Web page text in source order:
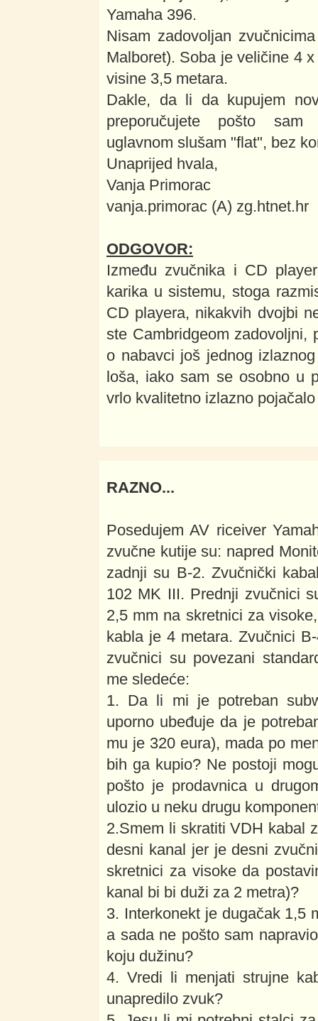
Yamaha 396.
Nisam zadovoljan
Malboret). Soba je veličine 4
visine 3,5 metara.
Dakle, da li da kupujem
preporučujete pošto sam
uglavnom slušam "flat", bez
Unaprijed hvala,
Vanja Primorac
vanja.primorac (A) zg.htnet.hr
ODGOVOR:
Između zvučnika i CD
karika u sistemu, stoga
CD playera, nikakvih dvojbi
ste Cambridgeom zadovoljni,
o nabavci još jednog
loša, iako sam se osobno u
vrlo kvalitetno izlazno
RAZNO...
Posedujem AV riceiver
zvučne kutije su: napred
zadnji su B-2. Zvučnički
102 MK III. Prednji zvučnici
2,5 mm na skretnici za
kabla je 4 metara. Zvučnici
zvučnici su povezani
me sledeće:
1. Da li mi je potreban
uporno ubeđuje da je
mu je 320 eura), mada po
bih ga kupio? Ne postoji
pošto je prodavnica u
ulozio u neku drugu
2.Smem li skratiti VDH kabal
desni kanal jer je desni
skretnici za visoke da
kanal bi bi duži za 2 metra)?
3. Interkonekt je dugačak 1,5
a sada ne pošto sam
koju dužinu?
4. Vredi li menjati strujne
unapredilo zvuk?